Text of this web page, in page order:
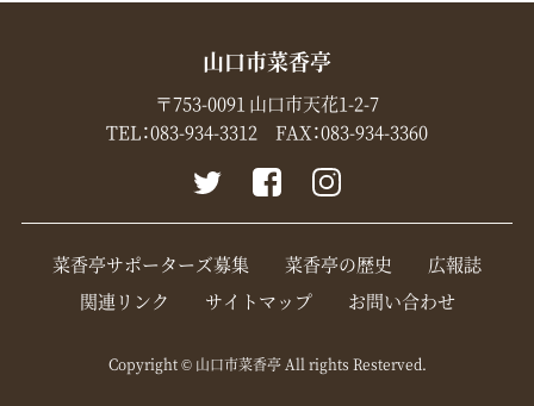
山口市菜香亭
〒753-0091 山口市天花1-2-7
TEL：083-934-3312 FAX：083-934-3360
菜香亭サポーターズ募集 菜香亭の歴史
広報誌
関連リンク
サイトマップ お問い合わせ
Copyright © 山口市菜香亭 All rights Resterved.